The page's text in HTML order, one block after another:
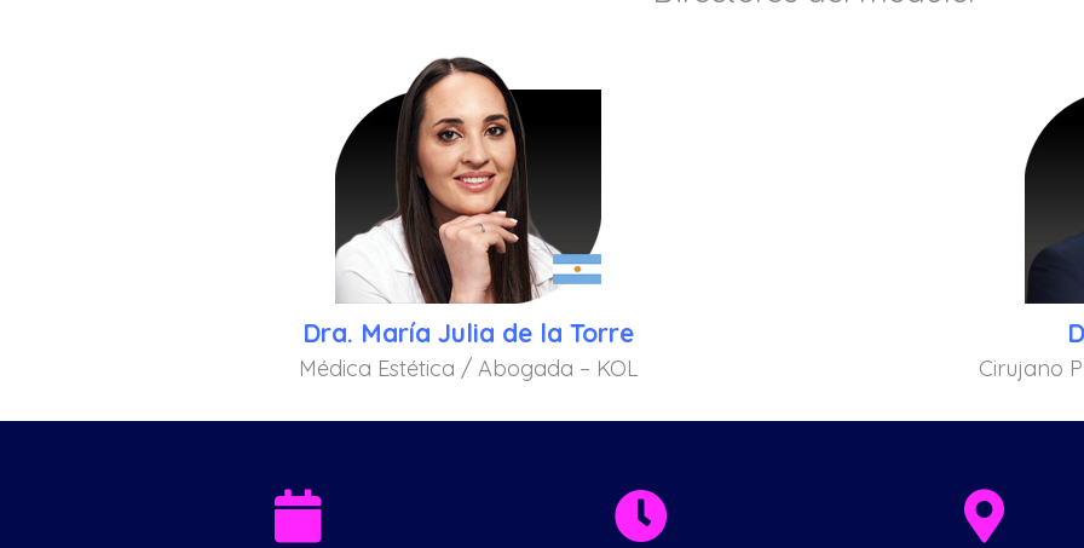
Dra. María Julia de la Torre
Médica Estética / Abogada – KOL Cirujano
  